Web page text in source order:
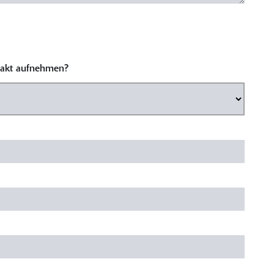
aufnehmen?